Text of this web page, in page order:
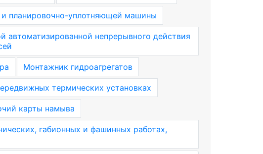
планировочно-уплотняющей машины
автоматизированной непрерывного действия
Монтажник гидроагрегатов
термических установках
карты намыва
габионных и фашинных работах,